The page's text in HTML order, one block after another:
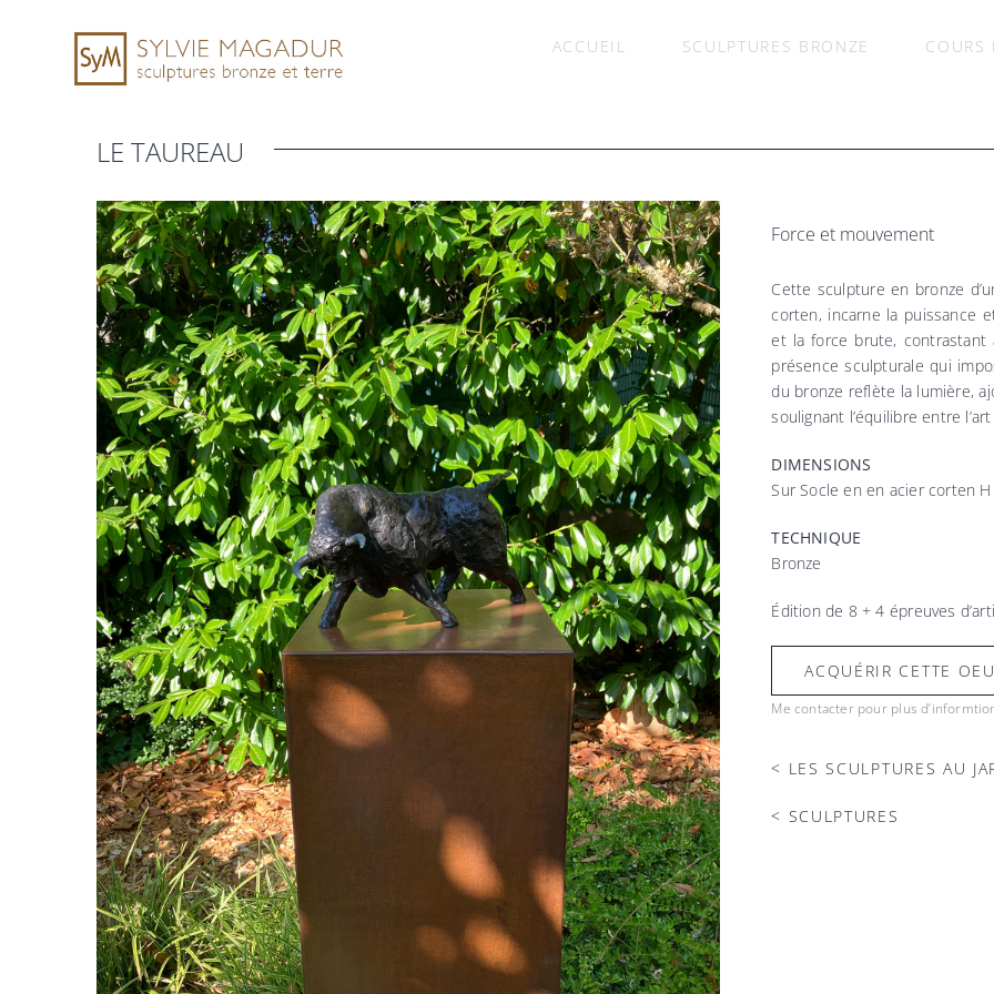
ACCUEIL SCULPTURES BRONZE COURS
LE TAUREAU
Force et mouvement
Cette sculpture en bronze
corten, incarne la puissance
et la force brute, contrastant
présence sculpturale qui
du bronze reflète la lumière,
soulignant l’équilibre entre
DIMENSIONS
Sur Socle en en acier corten
TECHNIQUE
Bronze
Édition de 8 + 4 épreuves
ACQUÉRIR CETTE
Me contacter pour plus
< LES SCULPTURES AU
< SCULPTURES